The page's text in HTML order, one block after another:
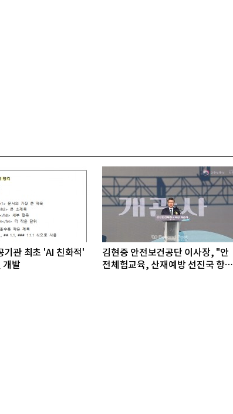
기관 최초 'AI 친화적'
개발
김현중 안전보건공단 이사장, "안
전체험교육, 산재예방 선진국 향한